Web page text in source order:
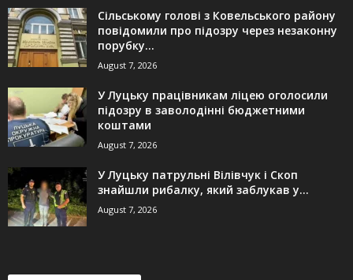
Сільському голові з Ковельського району
повідомили про підозру через незаконну
порубку...
August 7, 2026
У Луцьку працівникам ліцею оголосили
підозру в заволодінні бюджетними
коштами
August 7, 2026
У Луцьку патрульні Вілівчук і Скоп
знайшли рибалку, який заблукав у...
August 7, 2026